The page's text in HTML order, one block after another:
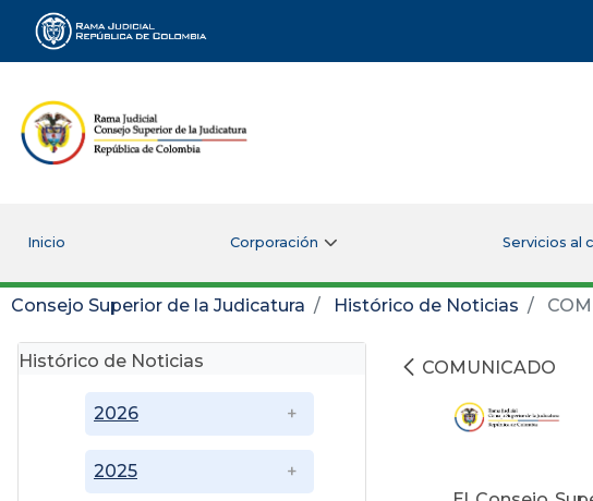
Rama Judicial
Inicio Corporación Servicios al
Consejo Superior de la Judicatura Histórico de Noticias
Histórico de Noticias
2025
2026
COMUNICADO